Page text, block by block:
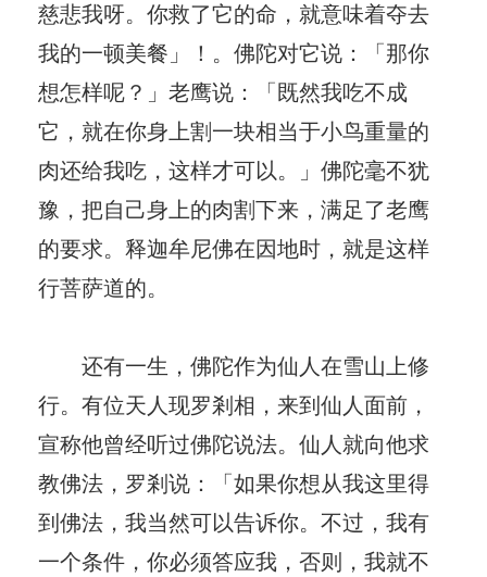
慈悲我呀。你救了它的命，就意味着夺去
我的一顿美餐」！。佛陀对它说：「那你
想怎样呢？」老鹰说：「既然我吃不成
它，就在你身上割一块相当于小鸟重量的
肉还给我吃，这样才可以。」佛陀毫不犹
豫，把自己身上的肉割下来，满足了老鹰
的要求。释迦牟尼佛在因地时，就是这样
行菩萨道的。
还有一生，佛陀作为仙人在雪山上修
行。有位天人现罗剎相，来到仙人面前，
宣称他曾经听过佛陀说法。仙人就向他求
教佛法，罗剎说：「如果你想从我这里得
到佛法，我当然可以告诉你。不过，我有
一个条件，你必须答应我，否则，我就不